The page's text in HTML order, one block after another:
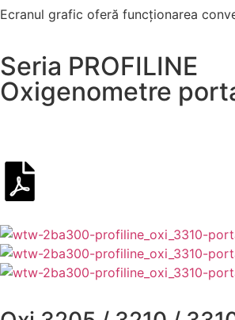
Ecranul grafic oferă funcţionarea
Seria PROFILINE
Oxigenometre